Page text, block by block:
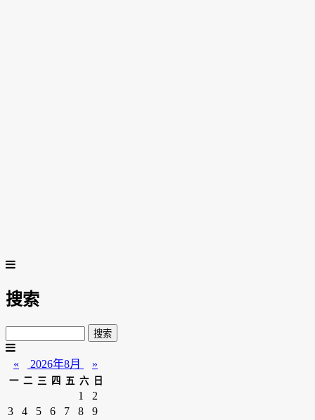
搜索
« 2026年8月 »
一 二 三 四 五 六 日
1
2
3
4 5 6 7 8
9